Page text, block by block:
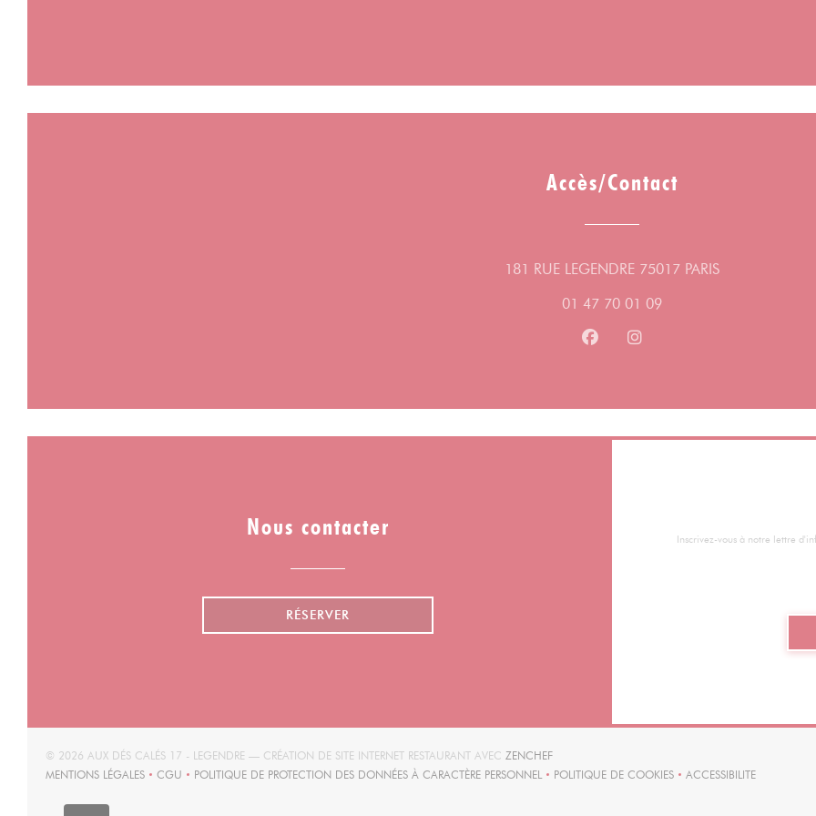
Accès/Contact
181 RUE LEGENDRE 75017 PARIS((ouvre une
01 47 70 01 09
Facebook ((ouvre une nouvelle
Instagram ((ouvre une
Nous contacter
RÉSERVER
Inscrivez-vous à notre lettre
© 2026 AUX DÉS CALÉS 17 - LEGENDRE — CRÉATION DE SITE INTERNET RESTAURANT AVEC ZENCHEF((OUVRE UNE NOUVELLE FENÊTRE))
MENTIONS LÉGALES
((OUVRE UNE NOUVELLE FENÊTRE))
CGU
((OUVRE UNE NOUVELLE FENÊTRE))
POLITIQUE DE PROTECTION DES DONNÉES À CARACTÈRE PERSONNEL
((OUVRE UNE NOUVELLE FENÊTRE))
POLITIQUE DE COOKIES
((OUVRE UNE NOUVELLE FENÊTRE))
ACCESSIBILITE
((OUVRE UNE